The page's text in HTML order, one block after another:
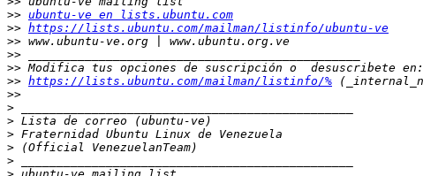
>> ubuntu-ve en lists.ubuntu.com
>> https://lists.ubuntu.com/mailman/listinfo/ubuntu-ve
>>
>>
>>
>> https://lists.ubuntu.com/mailman/listinfo/%
>>
>
>
>
>
>